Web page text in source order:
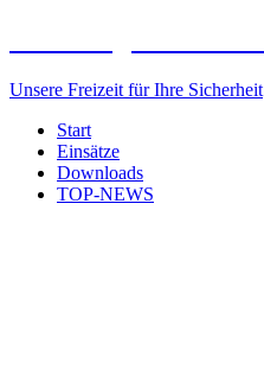
Unsere Freizeit für Ihre Sicherheit
Start
Einsätze
Downloads
TOP-NEWS